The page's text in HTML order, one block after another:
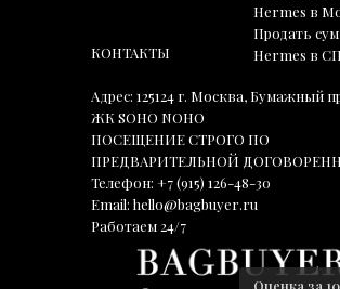
Hermes в
Продать
Hermes в
КОНТАКТЫ
Адрес: 125124 г. Москва, Бумажный
ЖК SOHO NOHO
ПОСЕЩЕНИЕ СТРОГО ПО
ПРЕДВАРИТЕЛЬНОЙ
Телефон: +7 (915) 126-48-30
Email: hello@bagbuyer.ru
Работаем 24/7